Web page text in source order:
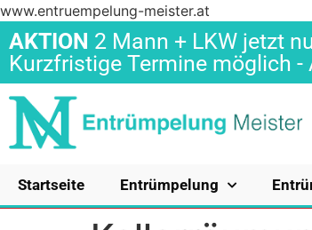
www.entruempelung-meister.at
AKTION 2 Mann + LKW jetzt
Kurzfristige Termine möglich
Startseite Entrümpelung